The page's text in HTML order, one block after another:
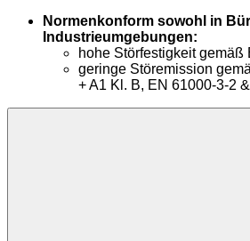
Normenkonform sowohl in
Industrieumgebungen:
hohe Störfestigkeit gemäß
geringe Störemission
+ A1 Kl. B, EN 61000-3-2